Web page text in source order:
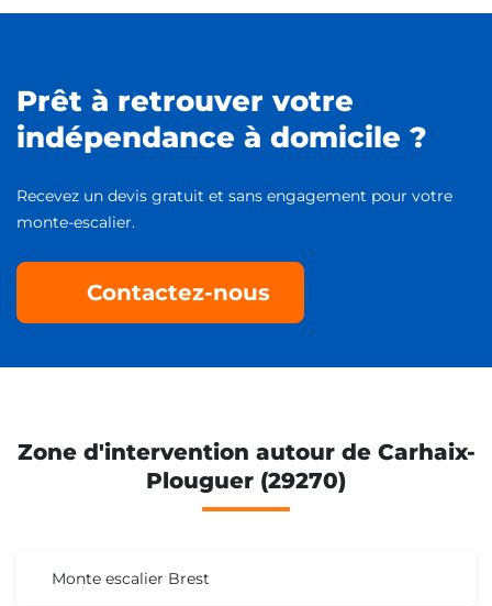
Prêt à retrouver votre
indépendance à domicile ?
Recevez un devis gratuit et sans engagement pour votre
monte-escalier.
Contactez-nous
Zone d'intervention autour de Carhaix-
Plouguer (29270)
Monte escalier Brest